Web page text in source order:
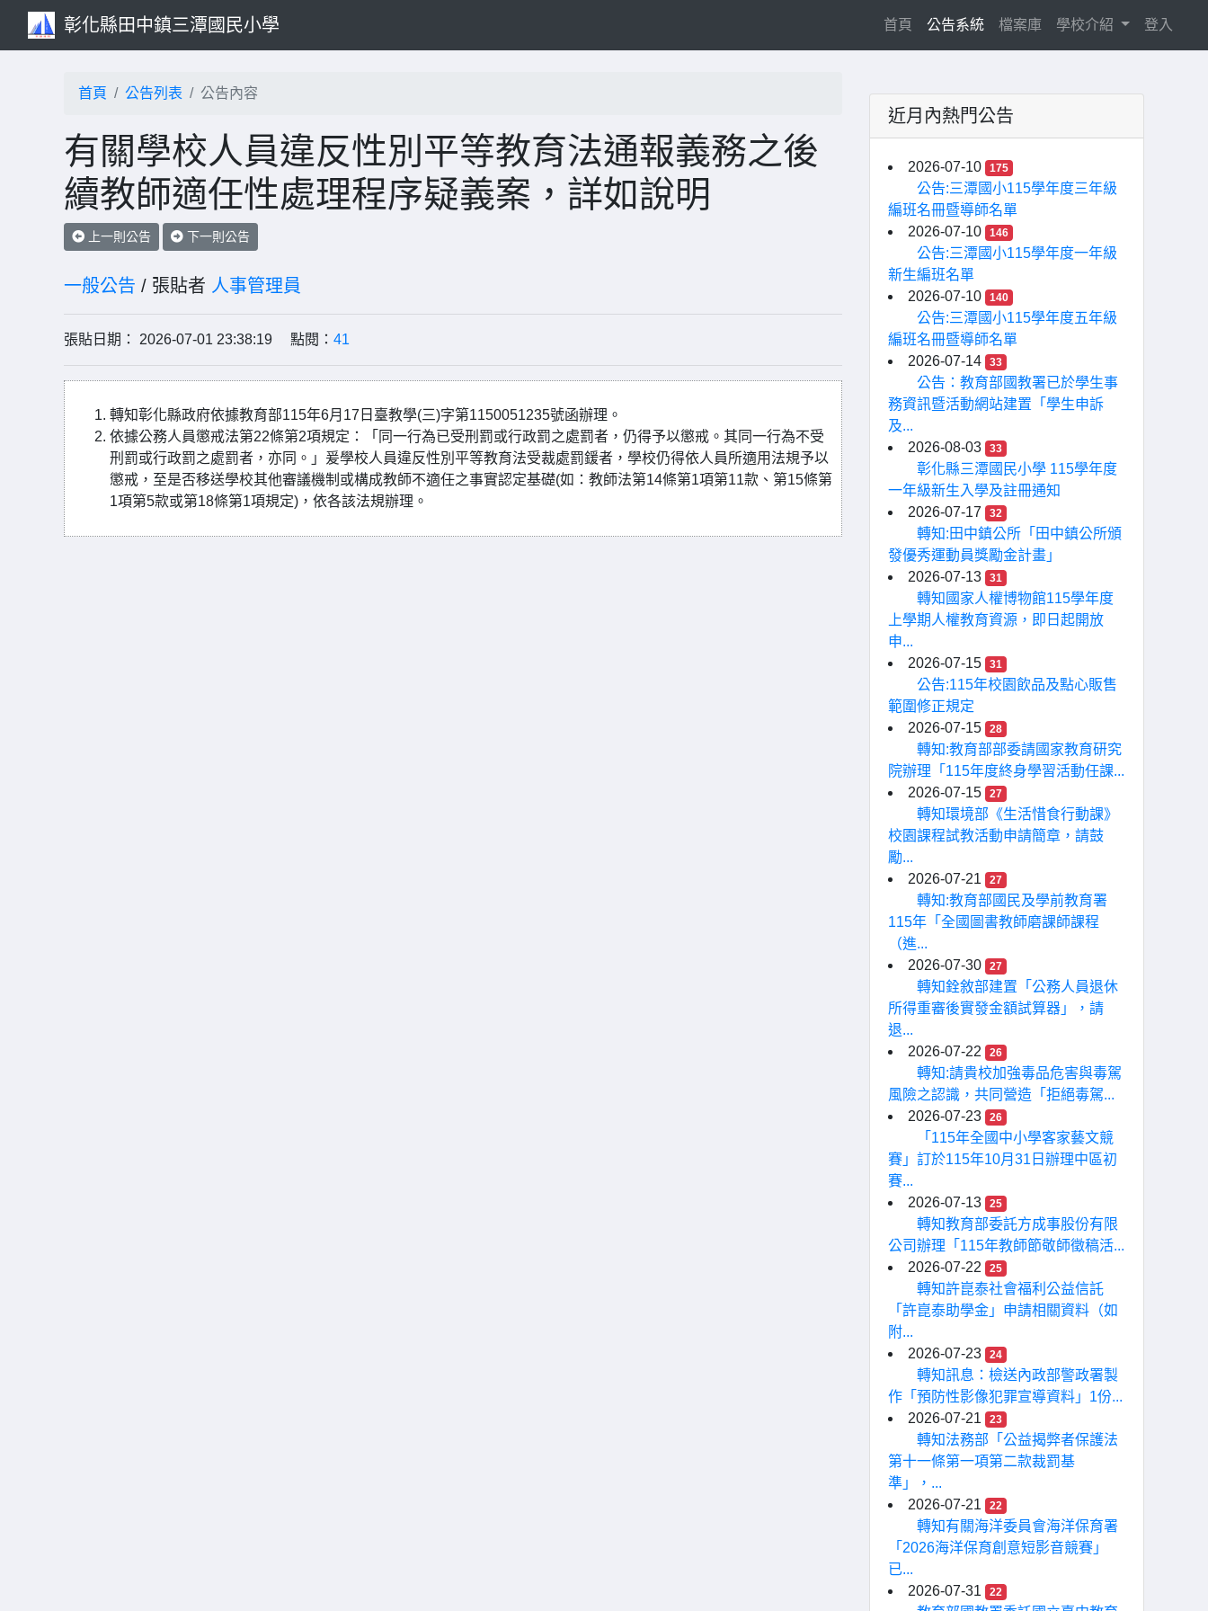
彰化縣田中鎮三潭國民小學 首頁 (current)
公告系統 檔案庫 學校介紹 登入
首頁 公告列表 公告內容
有關學校人員違反性別平等教育法通報義務之後
續教師適任性處理程序疑義案，詳如說明
上一則公告 下一則公告
一般公告 / 張貼者 人事管理員
張貼日期： 2026-07-01 23:38:19 點閱： 41
轉知彰化縣政府依據教育部115年6月17日臺教學(三)字第1150051235號函辦理。
依據公務人員懲戒法第22條第2項規定：「同一行為已受刑罰或行政罰之處罰者，仍得予以懲戒。其同一行為不受
刑罰或行政罰之處罰者，亦同。」爰學校人員違反性別平等教育法受裁處罰鍰者，學校仍得依人員所適用法規予以
懲戒，至是否移送學校其他審議機制或構成教師不適任之事實認定基礎(如：教師法第14條第1項第11款、第15條第
1項第5款或第18條第1項規定)，依各該法規辦理。
近月內熱門公告
2026-07-10 175
公告:三潭國小115學年度三年級
編班名冊暨導師名單
2026-07-10
146
公告:三潭國小115學年度一年級
新生編班名單
2026-07-10
140
公告:三潭國小115學年度五年級
編班名冊暨導師名單
2026-07-14
33
公告：教育部國教署已於學生事
務資訊暨活動網站建置「學生申訴
及...
2026-08-03
33
彰化縣三潭國民小學 115學年度
一年級新生入學及註冊通知
2026-07-17
32
轉知:田中鎮公所「田中鎮公所頒
發優秀運動員獎勵金計畫」
2026-07-13
31
轉知國家人權博物館115學年度
上學期人權教育資源，即日起開放
申...
2026-07-15
31
公告:115年校園飲品及點心販售
範圍修正規定
2026-07-15
28
轉知:教育部部委請國家教育研究
院辦理「115年度終身學習活動任課...
2026-07-15
27
轉知環境部《生活惜食行動課》
校園課程試教活動申請簡章，請鼓
勵...
2026-07-21
27
轉知:教育部國民及學前教育署
115年「全國圖書教師磨課師課程
（進...
2026-07-30
27
轉知銓敘部建置「公務人員退休
所得重審後實發金額試算器」，請
退...
2026-07-22
26
轉知:請貴校加強毒品危害與毒駕
風險之認識，共同營造「拒絕毒駕...
2026-07-23
26
「115年全國中小學客家藝文競
賽」訂於115年10月31日辦理中區初
賽...
2026-07-13
25
轉知教育部委託方成事股份有限
公司辦理「115年教師節敬師徵稿活...
2026-07-22
25
轉知許崑泰社會福利公益信託
「許崑泰助學金」申請相關資料（如
附...
2026-07-23
24
轉知訊息：檢送內政部警政署製
作「預防性影像犯罪宣導資料」1份...
2026-07-21
23
轉知法務部「公益揭弊者保護法
第十一條第一項第二款裁罰基
準」，...
2026-07-21
22
轉知有關海洋委員會海洋保育署
「2026海洋保育創意短影音競賽」
已...
2026-07-31
22